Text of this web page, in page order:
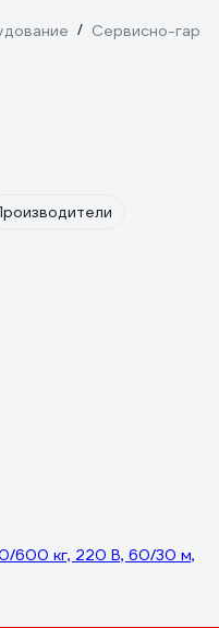
/ Сервисно-
600 кг, 220 В, 60/30 м,